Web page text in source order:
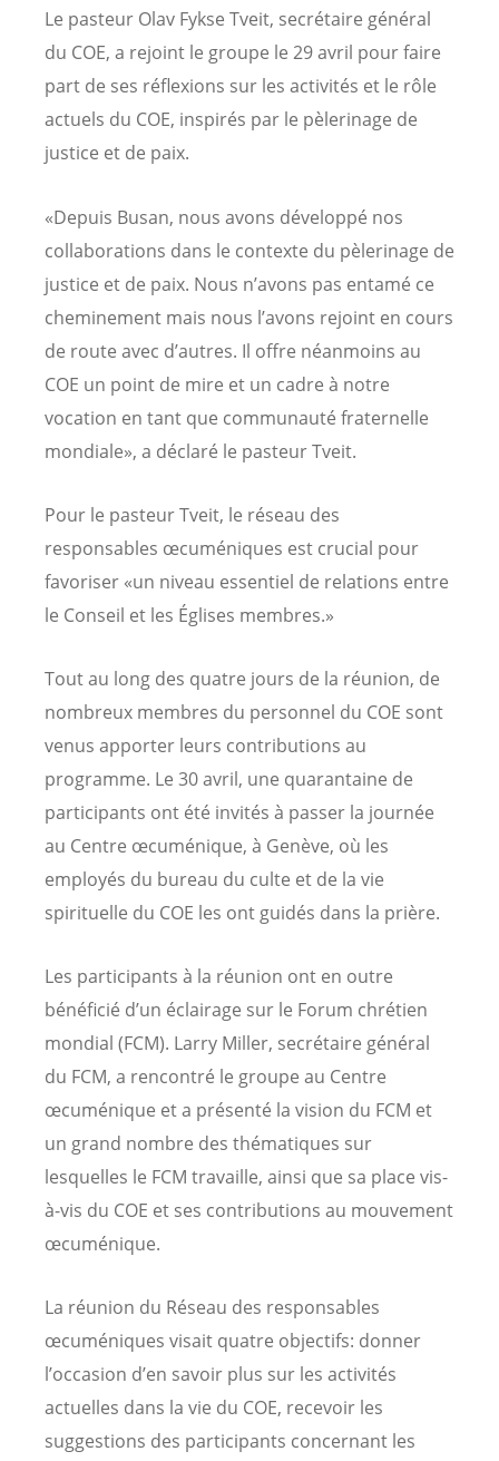
Le pasteur Olav Fykse Tveit, secrétaire général
du COE, a rejoint le groupe le 29 avril pour faire
part de ses réflexions sur les activités et le rôle
actuels du COE, inspirés par le pèlerinage de
justice et de paix.
«Depuis Busan, nous avons développé nos
collaborations dans le contexte du pèlerinage de
justice et de paix. Nous n’avons pas entamé ce
cheminement mais nous l’avons rejoint en cours
de route avec d’autres. Il offre néanmoins au
COE un point de mire et un cadre à notre
vocation en tant que communauté fraternelle
mondiale», a déclaré le pasteur Tveit.
Pour le pasteur Tveit, le réseau des
responsables œcuméniques est crucial pour
favoriser «un niveau essentiel de relations entre
le Conseil et les Églises membres.»
Tout au long des quatre jours de la réunion, de
nombreux membres du personnel du COE sont
venus apporter leurs contributions au
programme. Le 30 avril, une quarantaine de
participants ont été invités à passer la journée
au Centre œcuménique, à Genève, où les
employés du bureau du culte et de la vie
spirituelle du COE les ont guidés dans la prière.
Les participants à la réunion ont en outre
bénéficié d’un éclairage sur le Forum chrétien
mondial (FCM). Larry Miller, secrétaire général
du FCM, a rencontré le groupe au Centre
œcuménique et a présenté la vision du FCM et
un grand nombre des thématiques sur
lesquelles le FCM travaille, ainsi que sa place vis-
à-vis du COE et ses contributions au mouvement
œcuménique.
La réunion du Réseau des responsables
œcuméniques visait quatre objectifs: donner
l’occasion d’en savoir plus sur les activités
actuelles dans la vie du COE, recevoir les
suggestions des participants concernant les